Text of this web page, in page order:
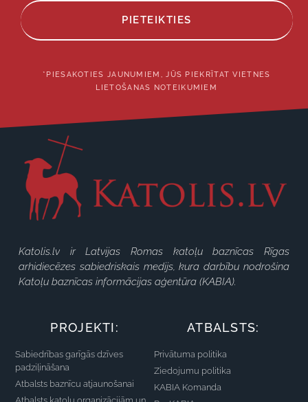
PIETEIKTIES
*PIESAKOTIES JAUNUMIEM, JŪS PIEKRĪTAT VIETNES
LIETOŠANAS NOTEIKUMIEM
Katolis.lv ir Latvijas Romas katoļu baznīcas Rīgas
arhidiecēzes sabiedriskais medijs, kura darbību nodrošina
Katoļu baznīcas informācijas aģentūra (KABIA).
PROJEKTI:
Sabiedrības garīgās dzīves
padziļināšana
Atbalsts baznīcu atjaunošanai
ATBALSTS:
Privātuma politika
Ziedojumu politika
KABIA Komanda